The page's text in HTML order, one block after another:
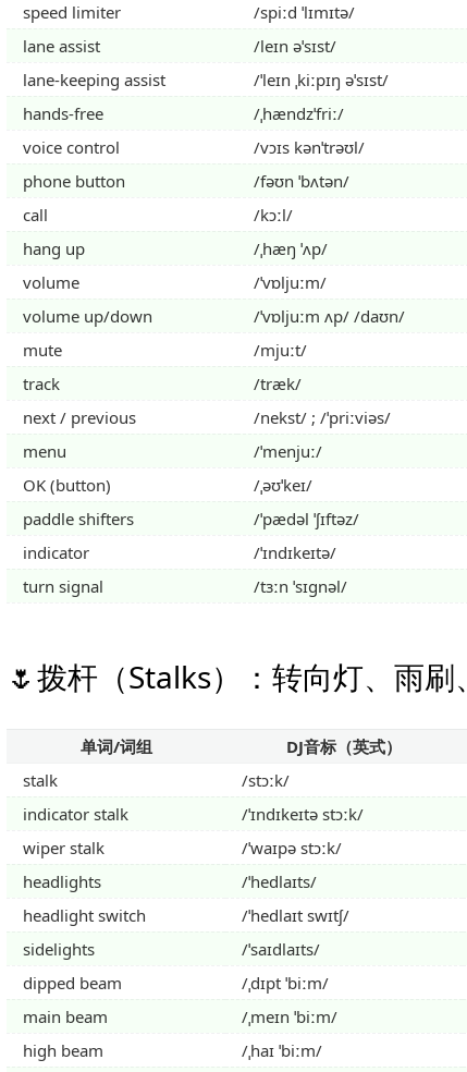
speed limiter
/spiːd ˈlɪmɪtə/
lane assist
/leɪn əˈsɪst/
lane-keeping assist
/ˈleɪn ˌkiːpɪŋ əˈsɪst/
hands-free
/ˌhændzˈfriː/
voice control
/vɔɪs kənˈtrəʊl/
phone button
/fəʊn ˈbʌtən/
call
/kɔːl/
hang up
/ˌhæŋ ˈʌp/
volume
/ˈvɒljuːm/
volume up/down
/ˈvɒljuːm ʌp/ /daʊn/
mute
/mjuːt/
track
/træk/
next / previous
/nekst/ ; /ˈpriːviəs/
menu
/ˈmenjuː/
OK (button)
/ˌəʊˈkeɪ/
paddle shifters
/ˈpædəl ˈʃɪftəz/
indicator
/ˈɪndɪkeɪtə/
turn signal
/tɜːn ˈsɪɡnəl/
拨杆（Stalks）：转向灯、雨刷
单词/词组 DJ音标（英式）
stalk
/stɔːk/
indicator stalk
/ˈɪndɪkeɪtə stɔːk/
wiper stalk
/ˈwaɪpə stɔːk/
headlights
/ˈhedlaɪts/
headlight switch
/ˈhedlaɪt swɪtʃ/
sidelights
/ˈsaɪdlaɪts/
dipped beam
/ˌdɪpt ˈbiːm/
main beam
/ˌmeɪn ˈbiːm/
high beam
/ˌhaɪ ˈbiːm/